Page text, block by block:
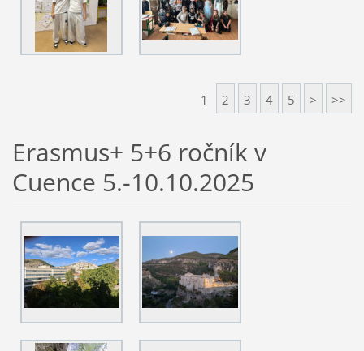
1 2 3 4 5 > >>
Erasmus+ 5+6 ročník v
Cuence 5.-10.10.2025